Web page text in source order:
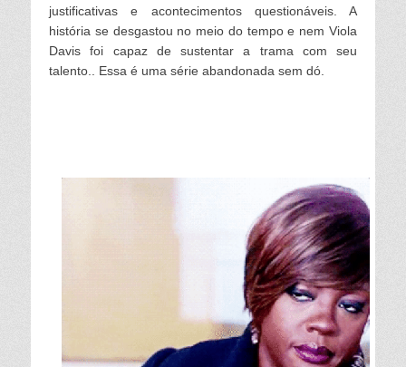
justificativas e acontecimentos questionáveis. A
história se desgastou no meio do tempo e nem Viola
Davis foi capaz de sustentar a trama com seu
talento.. Essa é uma série abandonada sem dó.